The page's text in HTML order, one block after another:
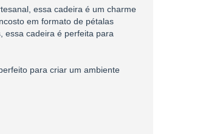
essa cadeira é um charme
em formato de pétalas
essa cadeira é perfeita para
para criar um ambiente